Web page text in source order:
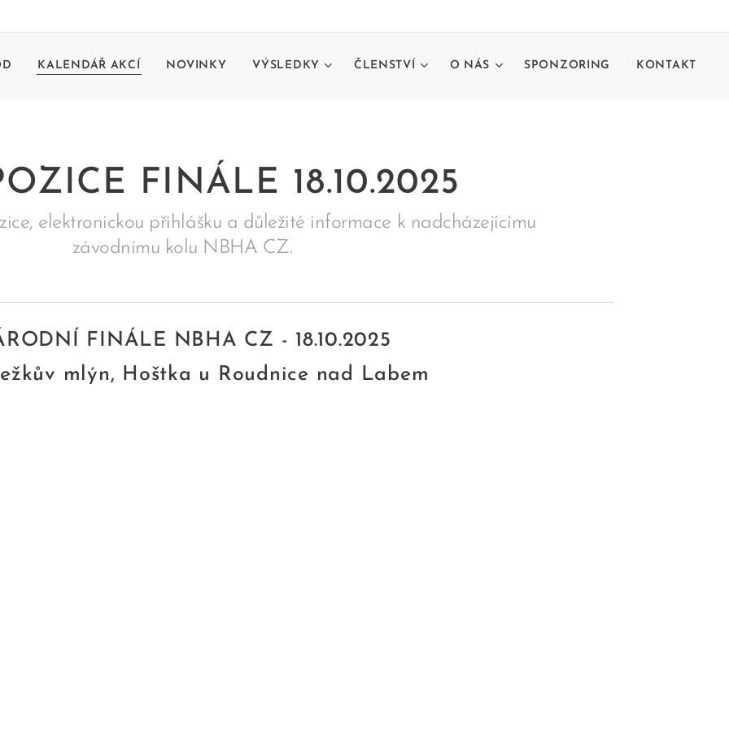
KALENDÁŘ AKCÍ NOVINKY VÝSLEDKY ČLENSTVÍ O NÁS SPONZORING KONTAKT
FINÁLE 18.10.2025
elektronickou přihlášku a důležité informace k nadcházejícímu
závodnímu kolu NBHA CZ.
FINÁLE NBHA CZ - 18.10.2025
mlýn, Hoštka u Roudnice nad Labem